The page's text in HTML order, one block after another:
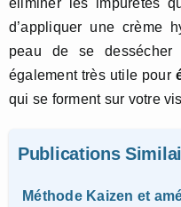
éliminer les impuretés
d’appliquer une crème
peau de se
également très utile pour
qui se forment sur votre
Publications
Méthode Kaizen et